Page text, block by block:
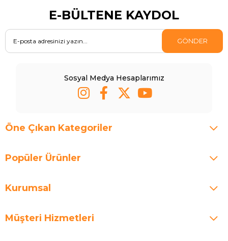
E-BÜLTENE KAYDOL
GÖNDER
Sosyal Medya Hesaplarımız
Öne Çıkan Kategoriler
Popüler Ürünler
Kurumsal
Müşteri Hizmetleri